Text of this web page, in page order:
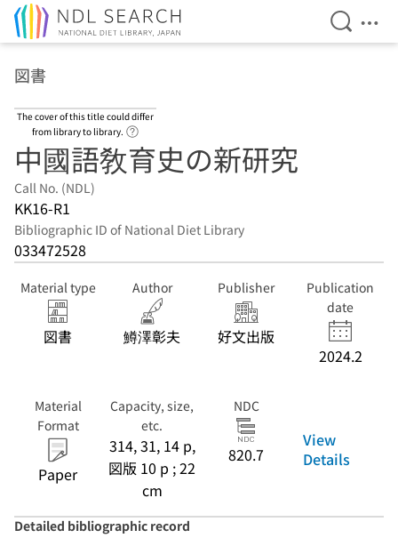
Open
図書
The cover of this title could differ
from library to library.
中國語敎育史の新研究
Call No. (NDL)
KK16-R1
Bibliographic ID of National Diet Library
033472528
Material type
図書
Author
鱒澤彰夫
Publisher
好文出版
Publication
date
2024.2
Material
Format
Paper
Capacity, size,
etc.
314, 31, 14 p,
図版 10 p ; 22
cm
NDC
820.7
View
Details
Detailed bibliographic record